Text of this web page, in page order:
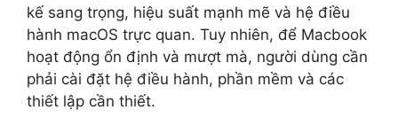
kế sang trọng, hiệu suất mạnh mẽ và hệ điều
hành macOS trực quan. Tuy nhiên, để Macbook
hoạt động ổn định và mượt mà, người dùng cần
phải cài đặt hệ điều hành, phần mềm và các
thiết lập cần thiết.